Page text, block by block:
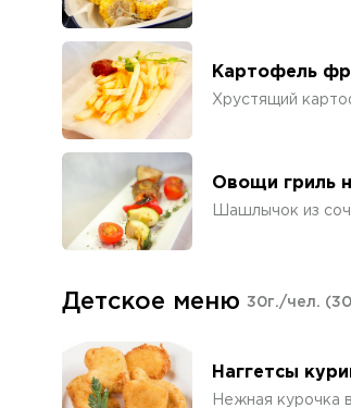
Картофель
Хрустящий
Овощи гриль
Шашлычок из
Детское меню 30г./чел.
Наггетсы
Нежная курочка